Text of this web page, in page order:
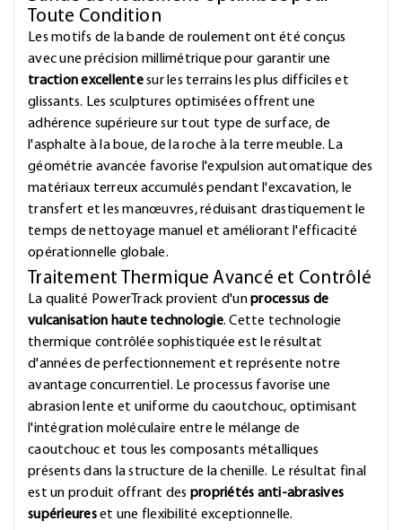
Toute Condition
Les motifs de la bande de roulement ont été conçus
avec une précision millimétrique pour garantir une
traction excellentesur les terrains les plus difficiles et
glissants. Les sculptures optimisées offrent une
adhérence supérieure sur tout type de surface, de
l'asphalte à la boue, de la roche à la terre meuble. La
géométrie avancée favorise l'expulsion automatique des
matériaux terreux accumulés pendant l'excavation, le
transfert et les manœuvres, réduisant drastiquement le
temps de nettoyage manuel et améliorant l'efficacité
opérationnelle globale.
Traitement Thermique Avancé et Contrôlé
La qualité PowerTrack provient d'unprocessus de
vulcanisation haute technologie. Cette technologie
thermique contrôlée sophistiquée est le résultat
d'années de perfectionnement et représente notre
avantage concurrentiel. Le processus favorise une
abrasion lente et uniforme du caoutchouc, optimisant
l'intégration moléculaire entre le mélange de
caoutchouc et tous les composants métalliques
présents dans la structure de la chenille. Le résultat final
est un produit offrant des propriétés anti-abrasives
supérieureset une flexibilité exceptionnelle.